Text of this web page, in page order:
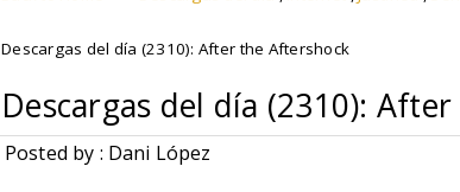
Descargas del día (2310): After the Aftershock
Descargas del día (2310):
Posted by : Dani López